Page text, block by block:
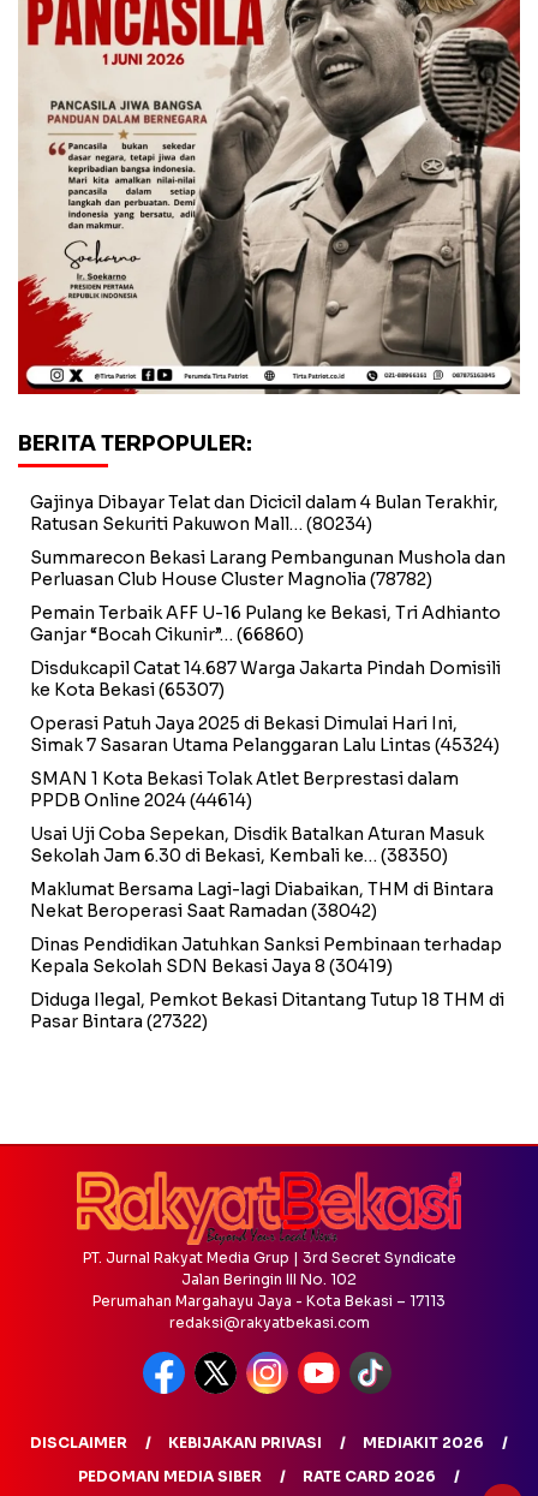
BERITA TERPOPULER:
Gajinya Dibayar Telat dan Dicicil dalam 4 Bulan Terakhir,
Ratusan Sekuriti Pakuwon Mall… (80234)
Summarecon Bekasi Larang Pembangunan Mushola dan
Perluasan Club House Cluster Magnolia (78782)
Pemain Terbaik AFF U-16 Pulang ke Bekasi, Tri Adhianto
Ganjar “Bocah Cikunir”… (66860)
Disdukcapil Catat 14.687 Warga Jakarta Pindah Domisili
ke Kota Bekasi(65307)
Operasi Patuh Jaya 2025 di Bekasi Dimulai Hari Ini,
Simak 7 Sasaran Utama Pelanggaran Lalu Lintas (45324)
SMAN 1 Kota Bekasi Tolak Atlet Berprestasi dalam
PPDB Online 2024(44614)
Usai Uji Coba Sepekan, Disdik Batalkan Aturan Masuk
Sekolah Jam 6.30 di Bekasi, Kembali ke… (38350)
Maklumat Bersama Lagi-lagi Diabaikan, THM di Bintara
Nekat Beroperasi Saat Ramadan (38042)
Dinas Pendidikan Jatuhkan Sanksi Pembinaan terhadap
Kepala Sekolah SDN Bekasi Jaya 8 (30419)
Diduga Ilegal, Pemkot Bekasi Ditantang Tutup 18 THM di
Pasar Bintara (27322)
PT. Jurnal Rakyat Media Grup | 3rd Secret Syndicate
Jalan Beringin III No. 102
Perumahan Margahayu Jaya - Kota Bekasi – 17113
redaksi@rakyatbekasi.com
DISCLAIMER KEBIJAKAN PRIVASI
MEDIAKIT 2026
PEDOMAN MEDIA SIBER
RATE CARD 2026